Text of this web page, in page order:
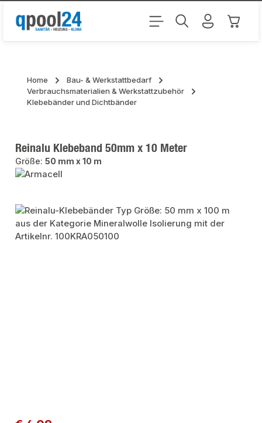
Zum Hauptinhalt springen
Home
Bau- & Werkstattbedarf
Verbrauchsmaterialien & Werkstattzubehör
Klebebänder und Dichtbänder
Reinalu Klebeband 50mm x 10 Meter
Größe:50 mm x 10 m
Bildergalerie überspringen